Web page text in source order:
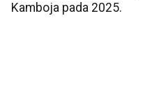
Kamboja pada 2025.